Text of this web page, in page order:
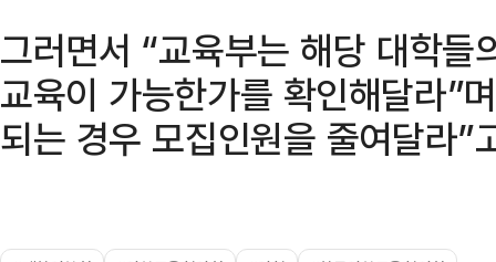
그러면서 “교육부는 해당 대학
교육이 가능한가를 확인해달라”
되는 경우 모집인원을 줄여달라”